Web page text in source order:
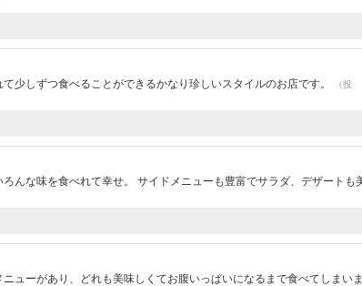
少しずつ食べることができるかなり珍しいスタイルのお店です。
（投
んな味を食べれて幸せ。 サイドメニューも豊富でサラダ、デザートも
ューがあり、どれも美味しくてお腹いっぱいになるまで食べてしまいま